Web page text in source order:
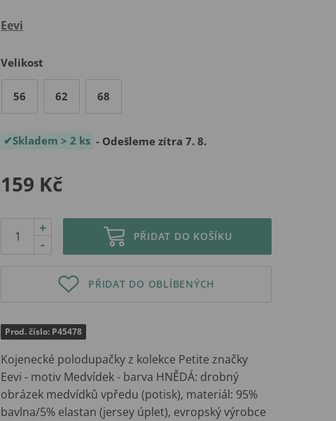
Eevi
Velikost
56 62 68
Skladem > 2 ks - Odešleme zítra 7. 8.
159 Kč
-
+
PŘIDAT DO KOŠÍKU
PŘIDAT DO OBLÍBENÝCH
Prod. číslo: P45478
Kojenecké polodupačky z kolekce Petite značky
Eevi - motiv Medvídek - barva HNĚDÁ: drobný
obrázek medvídků vpředu (potisk), materiál: 95%
bavlna/5% elastan (jersey úplet), evropský výrobce